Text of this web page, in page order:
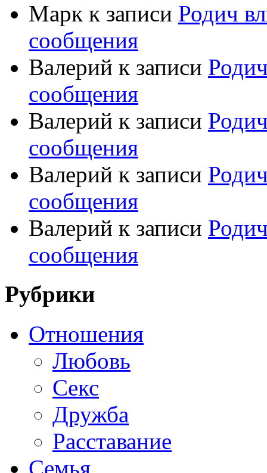
Марк к записи Родич
сообщения
Валерий к записи
сообщения
Валерий к записи
сообщения
Валерий к записи
сообщения
Валерий к записи
сообщения
Рубрики
Отношения
Любовь
Секс
Дружба
Расставание
Семья